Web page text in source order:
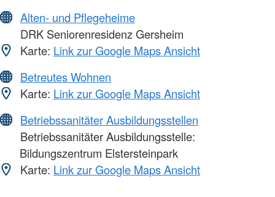
Alten- und Pflegeheime
DRK Seniorenresidenz Gersheim
Karte: Link zur Google Maps Ansicht
Betreutes Wohnen
Karte: Link zur Google Maps Ansicht
Betriebssanitäter Ausbildungsstellen
Betriebssanitäter Ausbildungsstelle:
Bildungszentrum Elstersteinpark
Karte: Link zur Google Maps Ansicht